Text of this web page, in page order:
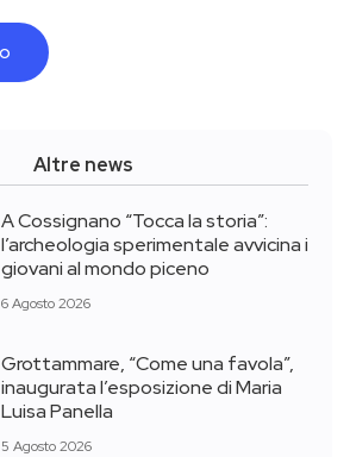
Altre news
A Cossignano “Tocca la storia”:
l’archeologia sperimentale avvicina i
giovani al mondo piceno
6 Agosto 2026
Grottammare, “Come una favola”,
inaugurata l’esposizione di Maria
Luisa Panella
5 Agosto 2026